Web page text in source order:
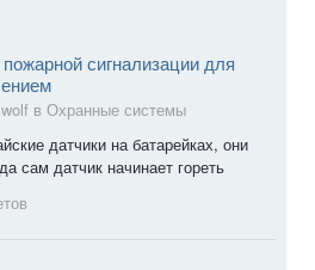
сигнализации для
в Охранные системы
датчики на батарейках, они
сам датчик начинает гореть